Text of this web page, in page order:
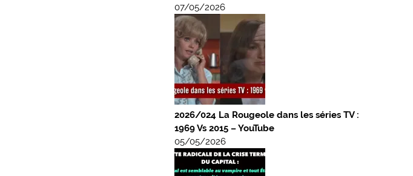
07/05/2026
2026/024 La Rougeole dans les séries TV :
1969 Vs 2015 – YouTube
05/05/2026